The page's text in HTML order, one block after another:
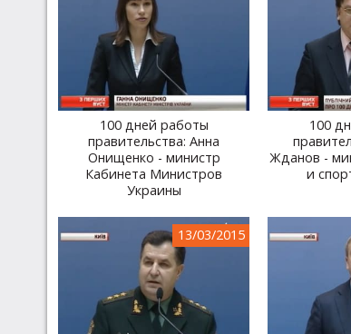
100 дней работы
правительства: Анна
Онищенко - министр
Кабинета Министров
Украины
100
Жданов -
и
13/03/2015